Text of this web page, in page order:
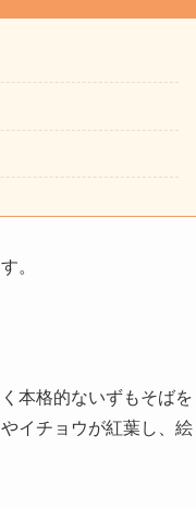
。
本格的ないずもそばを
イチョウが紅葉し、絵